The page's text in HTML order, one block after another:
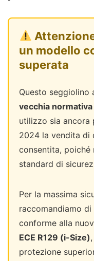
un modello
superata
Questo seggiolino
vecchia normativa
utilizzo sia ancora
2024 la vendita di
consentita, poiché
standard di
Per la massima
raccomandiamo
conforme alla
ECE R129 (i-Size)
protezione